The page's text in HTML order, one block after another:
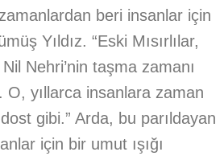
beri insanlar için
Yıldız. “Eski Mısırlılar,
Nehri’nin taşma zamanı
O, yıllarca insanlara zaman
gibi.” Arda, bu parıldayan
için bir umut ışığı